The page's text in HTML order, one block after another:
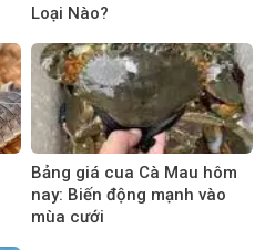
Loại Nào?
Bảng giá cua Cà Mau hôm
nay: Biến động mạnh vào
mùa cưới